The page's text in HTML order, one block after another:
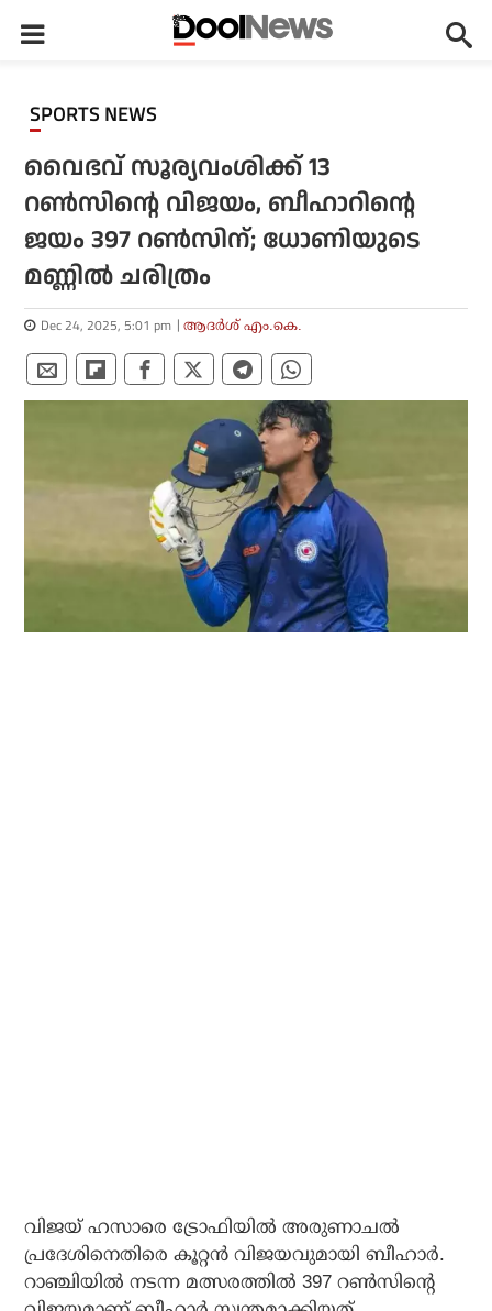
SPORTS NEWS
വൈഭവ് സൂര്യവംശിക്ക് 13
റണ്‍സിന്റെ വിജയം, ബീഹാറിന്റെ
ജയം 397 റണ്‍സിന്; ധോണിയുടെ
മണ്ണില്‍ ചരിത്രം
Dec 24, 2025, 5:01 pm ആദർശ് എം.കെ.
വിജയ് ഹസാരെ ട്രോഫിയില്‍ അരുണാചല്‍
പ്രദേശിനെതിരെ കൂറ്റന്‍ വിജയവുമായി ബീഹാര്‍.
റാഞ്ചിയില്‍ നടന്ന മത്സരത്തില്‍ 397 റണ്‍സിന്റെ